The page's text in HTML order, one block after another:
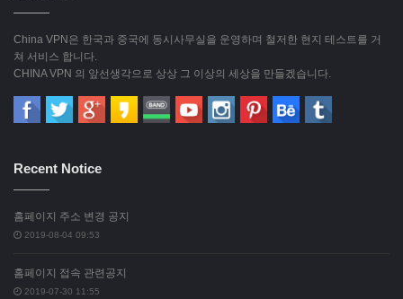
China VPN은 한국과 중국에 동시사무실을 운영하며 철저한 현지 테스트를 거
쳐 서비스 합니다.
CHINA VPN 의 앞선생각으로 상상 그 이상의 세상을 만들겠습니다.
Recent Notice
홈페이지 주소 변경 공지
2019-08-04 09:53
홈페이지 접속 관련공지
2019-07-30 11:55